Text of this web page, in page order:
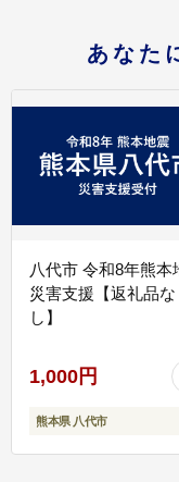
あなた
八代市 令和8年熊本
災害支援【返礼品な
し】
1,000円
熊本県 八代市